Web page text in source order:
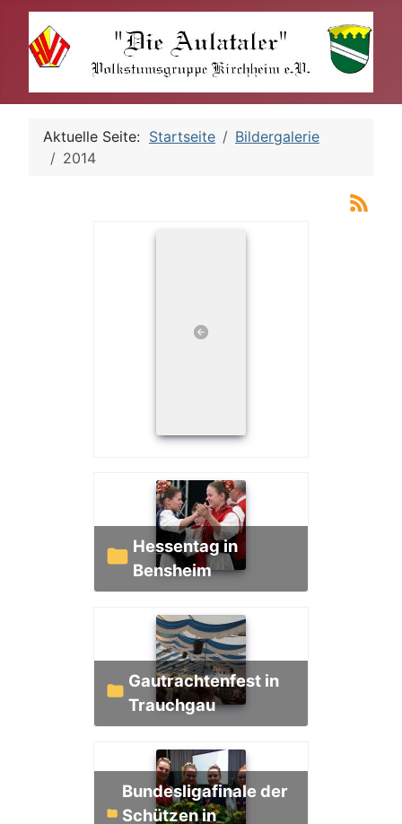
Aktuelle Seite: Startseite
Bildergalerie
2014
Hessentag in
Bensheim
Gautrachtenfest in
Trauchgau
Bundesligafinale der
Schützen in